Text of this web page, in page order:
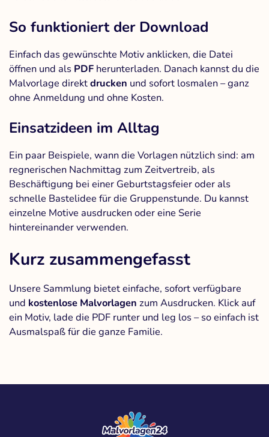
So funktioniert der Download
Einfach das gewünschte Motiv anklicken, die Datei
öffnen und als PDF herunterladen. Danach kannst du die
Malvorlage direktdrucken und sofort losmalen – ganz
ohne Anmeldung und ohne Kosten.
Einsatzideen im Alltag
Ein paar Beispiele, wann die Vorlagen nützlich sind: am
regnerischen Nachmittag zum Zeitvertreib, als
Beschäftigung bei einer Geburtstagsfeier oder als
schnelle Bastelidee für die Gruppenstunde. Du kannst
einzelne Motive ausdrucken oder eine Serie
hintereinander verwenden.
Kurz zusammengefasst
Unsere Sammlung bietet einfache, sofort verfügbare
und kostenlose Malvorlagen zum Ausdrucken. Klick auf
ein Motiv, lade die PDF runter und leg los – so einfach ist
Ausmalspaß für die ganze Familie.